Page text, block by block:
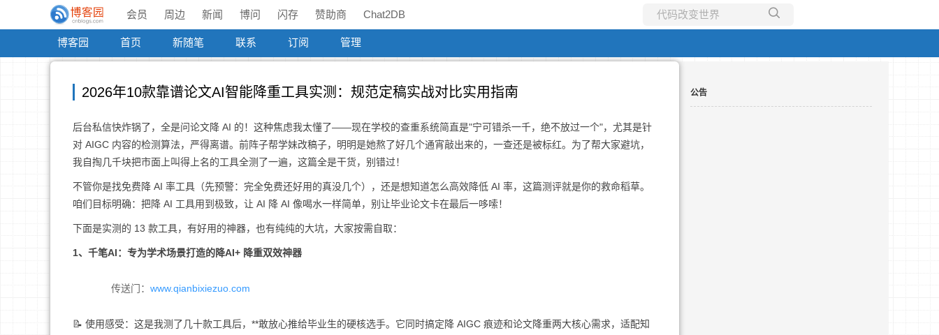
会员 周边 新闻 博问 闪存 赞助商 Chat2DB
博客园 首页 新随笔 联系 订阅 管理
2026年10款靠谱论文AI智能降重工具实测：规范定稿实战对比实用指南
后台私信快炸锅了，全是问论文降 AI 的！这种焦虑我太懂了——现在学校的查重系统简直是"宁可错杀一千，绝不放过一个"，尤其是针
对 AIGC 内容的检测算法，严得离谱。前阵子帮学妹改稿子，明明是她熬了好几个通宵敲出来的，一查还是被标红。为了帮大家避坑，
我自掏几千块把市面上叫得上名的工具全测了一遍，这篇全是干货，别错过！
不管你是找免费降 AI 率工具（先预警：完全免费还好用的真没几个），还是想知道怎么高效降低 AI 率，这篇测评就是你的救命稻草。
咱们目标明确：把降 AI 工具用到极致，让 AI 降 AI 像喝水一样简单，别让毕业论文卡在最后一哆嗦！
下面是实测的 13 款工具，有好用的神器，也有纯纯的大坑，大家按需自取：
1、千笔AI：专为学术场景打造的降AI+ 降重双效神器
传送门： www.qianbixiezuo.com
📝 使用感受：这是我测了几十款工具后，**敢放心推给毕业生的硬核选手。它同时搞定降 AIGC 痕迹和论文降重两大核心需求，适配知
公告